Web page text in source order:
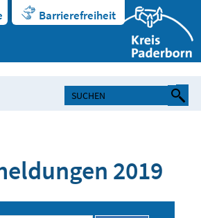
Barrierefreiheit
2019